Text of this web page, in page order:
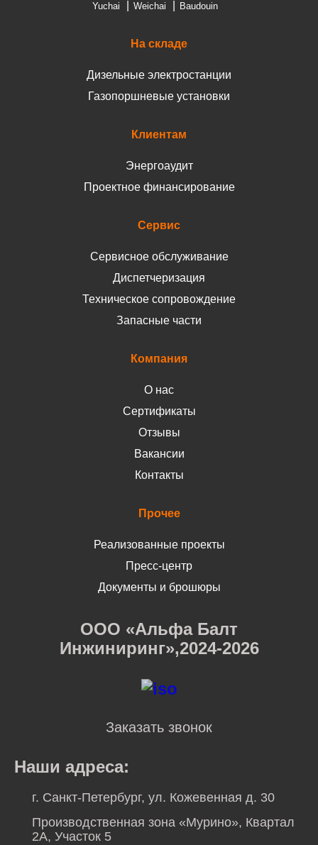
Yuchai
Weichai Baudouin
На складе
Дизельные электростанции
Газопоршневые установки
Клиентам
Энергоаудит
Проектное финансирование
Сервис
Сервисное обслуживание
Диспетчеризация
Техническое сопровождение
Запасные части
Компания
О нас
Сертификаты
Отзывы
Вакансии
Контакты
Прочее
Реализованные проекты
Пресс-центр
Документы и брошюры
ООО «Альфа Балт
Инжиниринг»,2024-2026
Заказать звонок
Наши адреса:
г. Санкт-Петербург, ул. Кожевенная д. 30
Производственная зона «Мурино», Квартал
2А, Участок 5